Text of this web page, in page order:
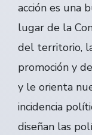
acción es una
lugar de la
del territorio,
promoción y
y le orienta
incidencia
diseñan las